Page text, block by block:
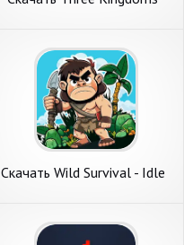
Андроид
Скачать Wild Survival - Idle